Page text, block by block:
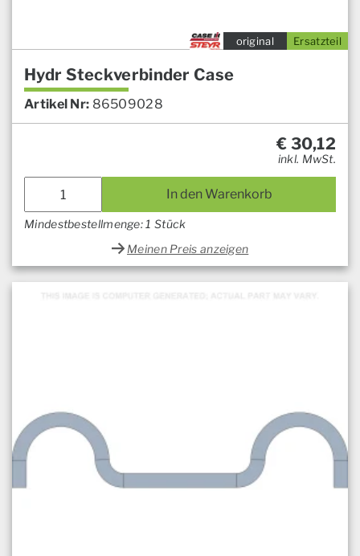
Ersatzteil
original
Hydr Steckverbinder Case
Artikel Nr: 86509028
€ 30,12
inkl. MwSt.
In den Warenkorb
Mindestbestellmenge: 1 Stück
Meinen Preis anzeigen